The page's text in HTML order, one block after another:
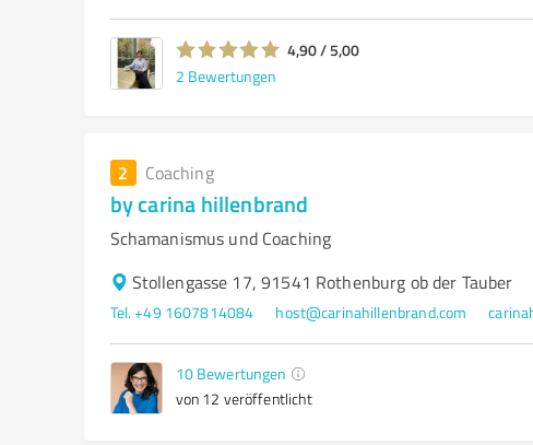
4,90 / 5,00
2 Bewertungen
2 Coaching
by carina hillenbrand
Schamanismus und Coaching
Stollengasse 17, 91541 Rothenburg ob der Tauber
Tel. +49 1607814084 host@carinahillenbrand.com
10 Bewertungen
von 12 veröffentlicht